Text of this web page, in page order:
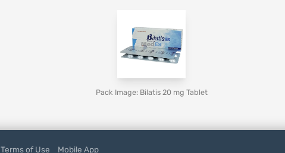
Pack Image: Bilatis 20 mg Tablet
Terms of Use Mobile App